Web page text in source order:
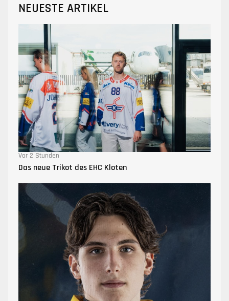
NEUESTE ARTIKEL
Vor 2 Stunden
Das neue Trikot des EHC Kloten